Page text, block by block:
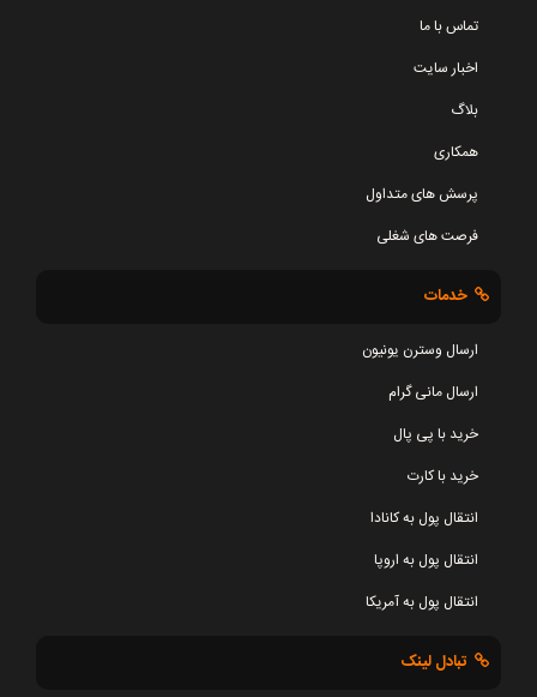
تماس با ما
اخبار سایت
بلاگ
همکاری
پرسش های متداول
فرصت های شغلی
خدمات
ارسال وسترن یونیون
ارسال مانی گرام
خرید با پی پال
خرید با کارت
انتقال پول به کانادا
انتقال پول به اروپا
انتقال پول به آمریکا
تبادل لینک